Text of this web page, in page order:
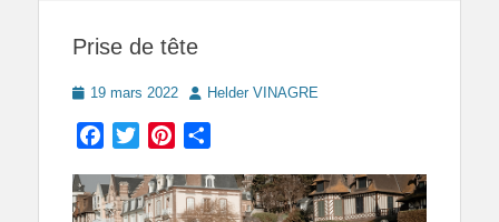
Prise de tête
Posted
19 mars 2022 AuthorHelder VINAGRE
Facebook
TwitterPinterest